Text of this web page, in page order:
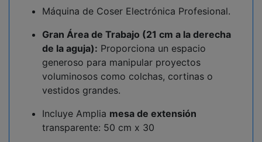
Máquina de Coser Electrónica Profesional.
Gran Área de Trabajo (21 cm a la derecha
de la aguja): Proporciona un espacio
generoso para manipular proyectos
voluminosos como colchas, cortinas o
vestidos grandes.
Incluye Amplia mesa de extensión
transparente: 50 cm x 30